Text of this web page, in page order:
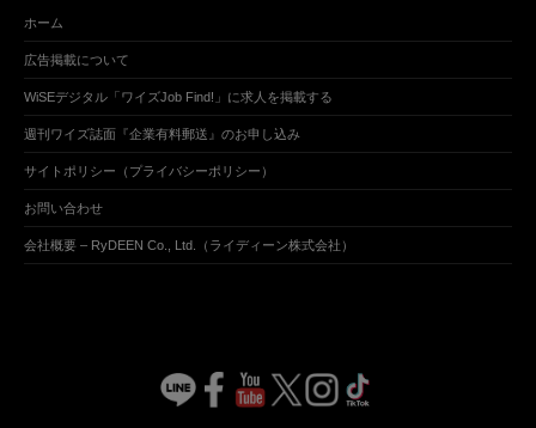
ホーム
広告掲載について
WiSEデジタル「ワイズJob Find!」に求人を掲載する
週刊ワイズ誌面『企業有料郵送』のお申し込み
サイトポリシー（プライバシーポリシー）
お問い合わせ
会社概要 – RyDEEN Co., Ltd.（ライディーン株式会社）